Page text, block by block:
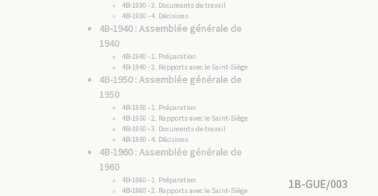
4B-1930 - 3. Documents de travail
4B-1930 - 4. Décisions
4B-1940 : Assemblée générale de
1940
4B-1940 - 1. Préparation
4B-1940 - 2. Rapports avec le Saint-Siège
4B-1950 : Assemblée générale de
1950
4B-1950 - 1. Préparation
4B-1950 - 2. Rapports avec le Saint-Siège
4B-1950 - 3. Documents de travail
4B-1950 - 4. Décisions
4B-1960 : Assemblée générale de
1960
4B-1960 - 1. Préparation
4B-1960 - 2. Rapports avec le Saint-Siège
1B-GUE/003